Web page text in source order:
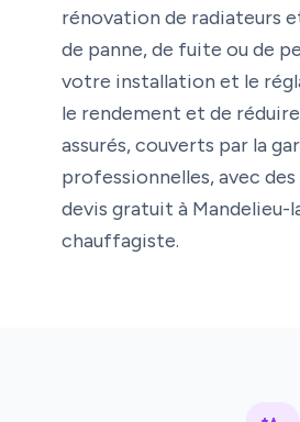
rénovation de radiateurs
de panne, de fuite ou de
votre installation et le
le rendement et de
assurés, couverts par la
professionnelles, avec
devis gratuit à
chauffagiste.